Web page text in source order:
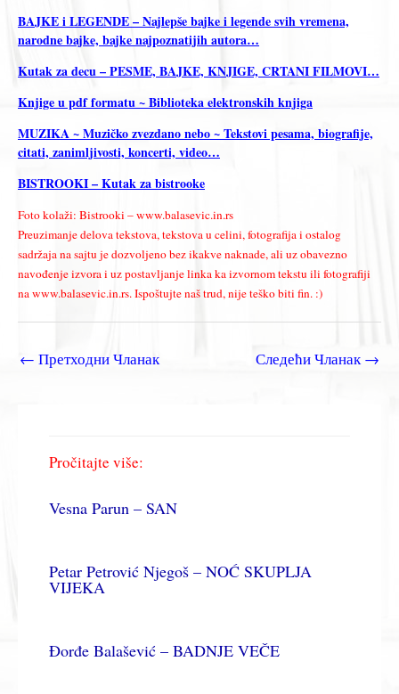
BAJKE i LEGENDE – Najlepše bajke i legende svih vremena,
narodne bajke, bajke najpoznatijih autora…
Kutak za decu – PESME, BAJKE, KNJIGE, CRTANI FILMOVI…
Knjige u pdf formatu ~ Biblioteka elektronskih knjiga
MUZIKA ~ Muzičko zvezdano nebo ~ Tekstovi pesama, biografije,
citati, zanimljivosti, koncerti, video…
BISTROOKI – Kutak za bistrooke
Foto kolaži: Bistrooki – www.balasevic.in.rs
Preuzimanje delova tekstova, tekstova u celini, fotografija i ostalog
sadržaja na sajtu je dozvoljeno bez ikakve naknade, ali uz obavezno
navođenje izvora i uz postavljanje linka ka izvornom tekstu ili fotografiji
na www.balasevic.in.rs. Ispoštujte naš trud, nije teško biti fin. :)
← Претходни Чланак Следећи Чланак→
Pročitajte više:
Vesna Parun – SAN
Petar Petrović Njegoš – NOĆ SKUPLJA
VIJEKA
Đorđe Balašević – BADNJE VEČE